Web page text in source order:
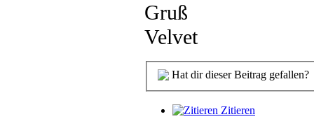
Gruß
Velvet
Hat dir dieser Beitrag gefallen?
Zitieren